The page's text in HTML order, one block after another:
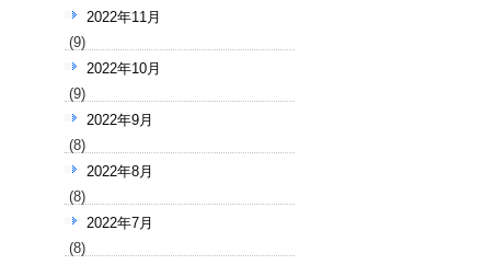
2022年11月
(9)
2022年10月
(9)
2022年9月
(8)
2022年8月
(8)
2022年7月
(8)